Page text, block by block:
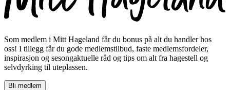
Som medlem i Mitt Hageland får du bonus på alt du handler hos
oss! I tillegg får du gode medlemstilbud, faste medlemsfordeler,
inspirasjon og sesongaktuelle råd og tips om alt fra hagestell og
selvdyrking til uteplassen.
Bli medlem